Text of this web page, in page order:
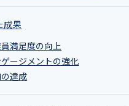
成果
満足度の向上
ージメントの強化
達成